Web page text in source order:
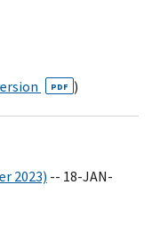
PDF )
2023) -- 18-JAN-